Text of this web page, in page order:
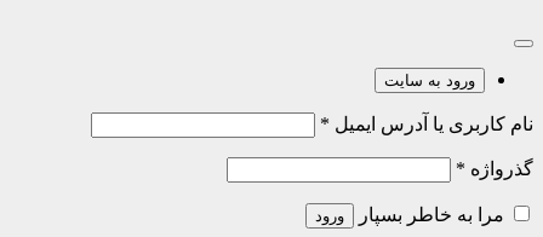
ورود به سایت
نام کاربری یا آدرس ایمیل *
گذرواژه *
مرا به خاطر بسپار ورود